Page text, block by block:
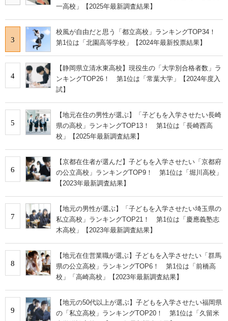
一高校」【2025年最新調査結果】
3
校風が自由だと思う「都立高校」ランキングTOP34！
第1位は「北園高等学校」【2024年最新投票結果】
4
【静岡県立清水東高校】現役生の「大学別合格者数」ラ
ンキングTOP26！ 第1位は「常葉大学」【2024年度入
試】
5
【地元在住の男性が選ぶ】「子どもを入学させたい長崎
県の高校」ランキングTOP13！ 第1位は「長崎西高
校」【2025年最新調査結果】
6
【京都在住者が選んだ】子どもを入学させたい「京都府
の公立高校」ランキングTOP9！ 第1位は「堀川高校」
【2023年最新調査結果】
7
【地元の男性が選ぶ】「子どもを入学させたい埼玉県の
私立高校」ランキングTOP21！ 第1位は「慶應義塾志
木高校」【2023年最新調査結果】
8
【地元在住営業職が選ぶ】子どもを入学させたい「群馬
県の公立高校」ランキングTOP6！ 第1位は「前橋高
校」「高崎高校」【2023年最新調査結果】
9
【地元の50代以上が選ぶ】子どもを入学させたい福岡県
の「私立高校」ランキングTOP20！ 第1位は「久留米